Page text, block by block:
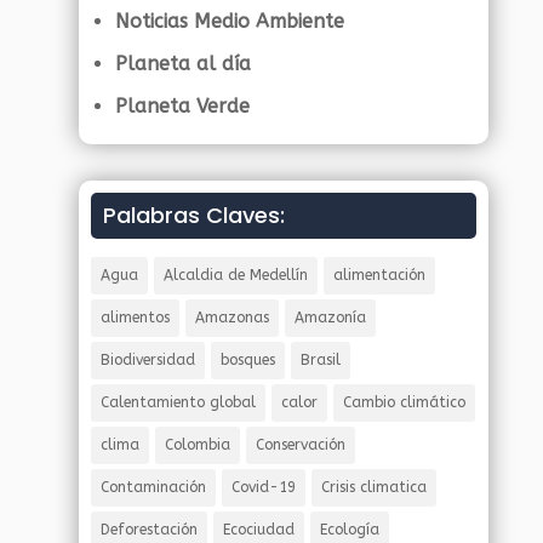
Noticias Medio Ambiente
Planeta al día
Planeta Verde
Palabras Claves:
Agua Alcaldia de Medellín alimentación
alimentos Amazonas Amazonía
Biodiversidad bosques Brasil
Calentamiento global calor Cambio climático
clima Colombia Conservación
Contaminación Covid-19 Crisis climatica
Deforestación Ecociudad Ecología